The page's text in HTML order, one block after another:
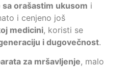
orašastim ukusom i
i cenjeno još
medicini, koristi se
i dugovečnost.
za mršavljenje, malo